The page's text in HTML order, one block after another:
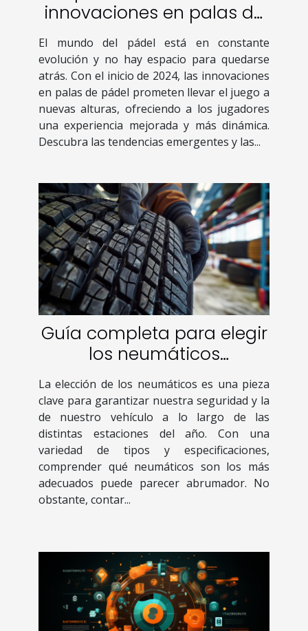
innovaciones en palas de
pádel para 2024
El mundo del pádel está en constante
evolución y no hay espacio para quedarse
atrás. Con el inicio de 2024, las innovaciones
en palas de pádel prometen llevar el juego a
nuevas alturas, ofreciendo a los jugadores
una experiencia mejorada y más dinámica.
Descubra las tendencias emergentes y las...
Guía completa para elegir
los neumáticos
adecuados para cada
temporada
La elección de los neumáticos es una pieza
clave para garantizar nuestra seguridad y la
de nuestro vehículo a lo largo de las
distintas estaciones del año. Con una
variedad de tipos y especificaciones,
comprender qué neumáticos son los más
adecuados puede parecer abrumador. No
obstante, contar...